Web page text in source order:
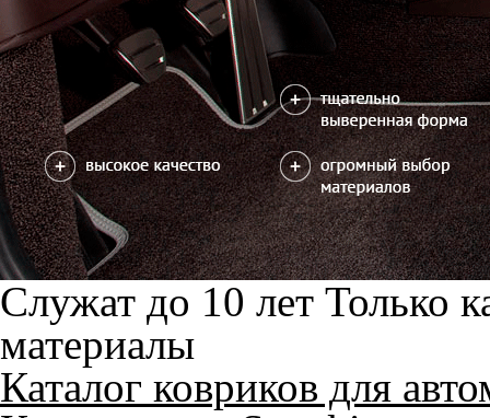
1998-2004
Alto VIII
2014-н.в.
B
Baleno I
1995-2002
C
Cultus III
1995-2002
E
Escudo I
1988-1997
Escudo II
1997-2005
G
Grand Vitara II
1997-2005
Grand Vitara III
2005-2016
Grand Vitara XL-7